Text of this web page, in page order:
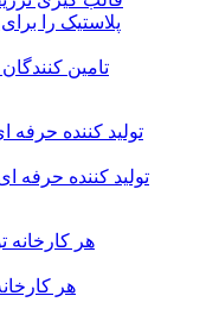
تامین
تولید کننده حرفه